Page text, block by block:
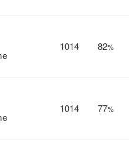
1014 82%
1014 77%